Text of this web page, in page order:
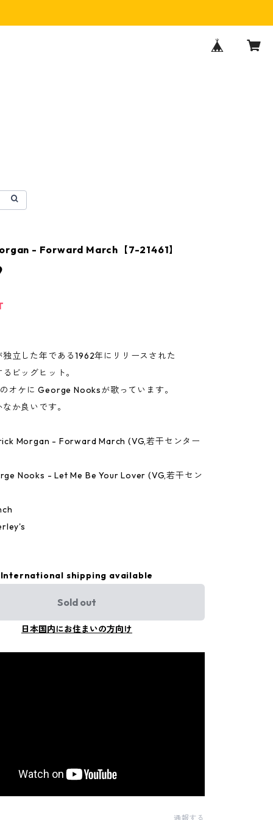
- Forward March【7-21461】
独立した年である1962年にリリースされた
ビッグヒット。
オケに George Nooksが歌っています。
か良いです。
Morgan - Forward March (VG,若干センター
Nooks - Let Me Be Your Lover (VG,若干セン
International shipping available
Sold out
日本国内にお住まいの方向け
通報する